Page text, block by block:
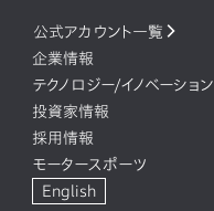
公式アカウント一覧
企業情報
テクノロジー/イノベーション
投資家情報
採用情報
モータースポーツ
English